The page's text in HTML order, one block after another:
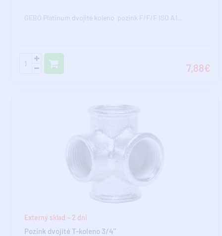
GEBO Platinum dvojité koleno pozink F/F/F ISO A1..
7,88€
Externý sklad ~ 2 dni
Pozink dvojité T-koleno 3/4"